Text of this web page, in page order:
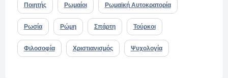
Ποιητής Ρωμαίοι Ρωμαϊκή Αυτοκρατορία
Ρωσία Ρώμη Σπάρτη Τούρκοι
Φιλοσοφία Χριστιανισμός Ψυχολογία